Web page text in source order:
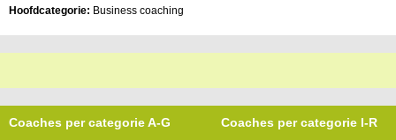
Hoofdcategorie: Business coaching
Coaches per categorie A-G Coaches per categorie I-R